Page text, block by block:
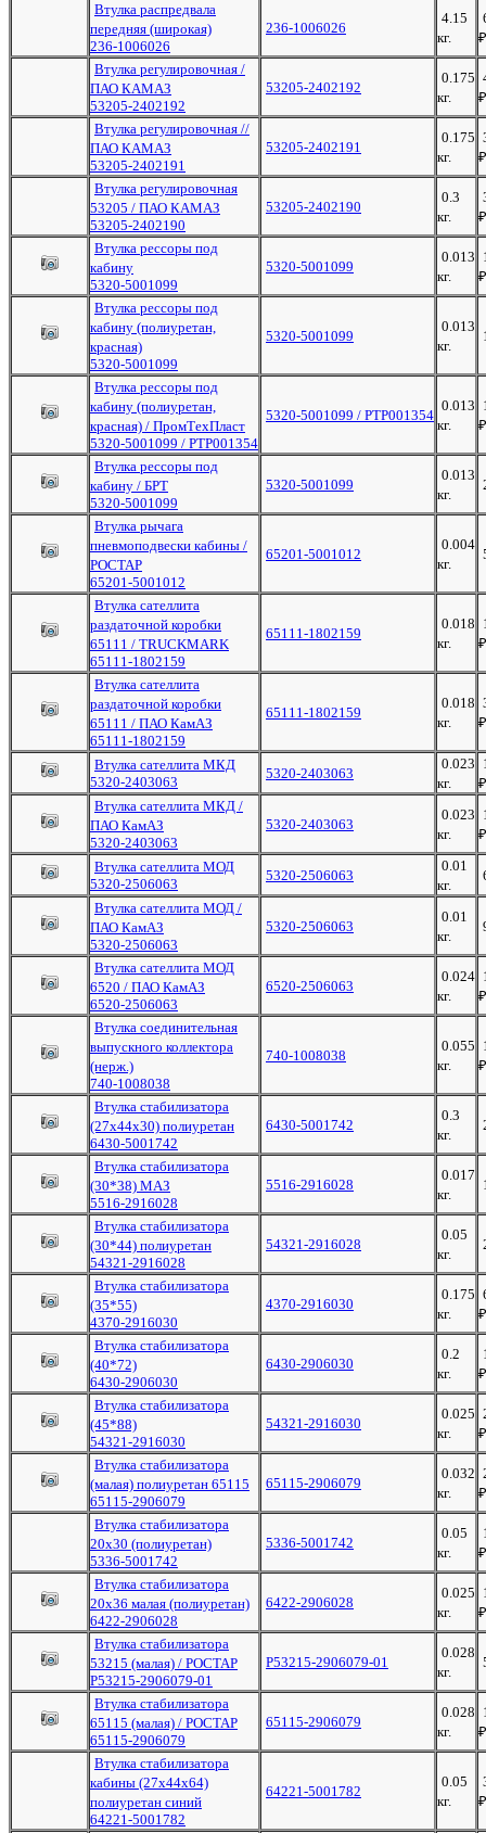
Втулка распредвала
передняя (широкая)
236-1006026
236-1006026
4.15
кг.
₽
Втулка регулировочная /
ПАО КАМАЗ
53205-2402192
53205-2402192
0.175
кг.
₽
Втулка регулировочная //
ПАО КАМАЗ
53205-2402191
53205-2402191
0.175
кг.
₽
Втулка регулировочная
53205 / ПАО КАМАЗ
53205-2402190
53205-2402190
0.3
кг.
₽
Втулка рессоры под
кабину
5320-5001099
5320-5001099
0.013
кг.
₽
Втулка рессоры под
кабину (полиуретан,
красная)
5320-5001099
5320-5001099
0.013
кг.
Втулка рессоры под
кабину (полиуретан,
красная) / ПромТехПласт
5320-5001099 / РТР001354
5320-5001099 / РТР001354
0.013
кг.
₽
Втулка рессоры под
кабину / БРТ
5320-5001099
5320-5001099
0.013
кг.
Втулка рычага
пневмоподвески кабины /
РОСТАР
65201-5001012
65201-5001012
0.004
кг.
Втулка сателлита
раздаточной коробки
65111 / TRUCKMARK
65111-1802159
65111-1802159
0.018
кг.
₽
Втулка сателлита
раздаточной коробки
65111 / ПАО КамАЗ
65111-1802159
65111-1802159
0.018
кг.
₽
Втулка сателлита МКД
5320-2403063
5320-2403063
0.023
кг.
₽
Втулка сателлита МКД /
ПАО КамАЗ
5320-2403063
5320-2403063
0.023
кг.
₽
Втулка сателлита МОД
5320-2506063
5320-2506063
0.01
кг.
Втулка сателлита МОД /
ПАО КамАЗ
5320-2506063
5320-2506063
0.01
кг.
Втулка сателлита МОД
6520 / ПАО КамАЗ
6520-2506063
6520-2506063
0.024
кг.
₽
Втулка соединительная
выпускного коллектора
(нерж.)
740-1008038
740-1008038
0.055
кг.
₽
Втулка стабилизатора
(27х44х30) полиуретан
6430-5001742
6430-5001742
0.3
кг.
Втулка стабилизатора
(30*38) МАЗ
5516-2916028
5516-2916028
0.017
кг.
Втулка стабилизатора
(30*44) полиуретан
54321-2916028
54321-2916028
0.05
кг.
Втулка стабилизатора
(35*55)
4370-2916030
4370-2916030
0.175
кг.
₽
Втулка стабилизатора
(40*72)
6430-2906030
6430-2906030
0.2
кг.
₽
Втулка стабилизатора
(45*88)
54321-2916030
54321-2916030
0.025
кг.
₽
Втулка стабилизатора
(малая) полиуретан 65115
65115-2906079
65115-2906079
0.032
кг.
₽
Втулка стабилизатора
20х30 (полиуретан)
5336-5001742
5336-5001742
0.05
кг.
₽
Втулка стабилизатора
20х36 малая (полиуретан)
6422-2906028
6422-2906028
0.025
кг.
₽
Втулка стабилизатора
53215 (малая) / РОСТАР
Р53215-2906079-01
Р53215-2906079-01
0.028
кг.
Втулка стабилизатора
65115 (малая) / РОСТАР
65115-2906079
65115-2906079
0.028
кг.
₽
Втулка стабилизатора
кабины (27х44х64)
полиуретан синий
64221-5001782
64221-5001782
0.05
кг.
₽